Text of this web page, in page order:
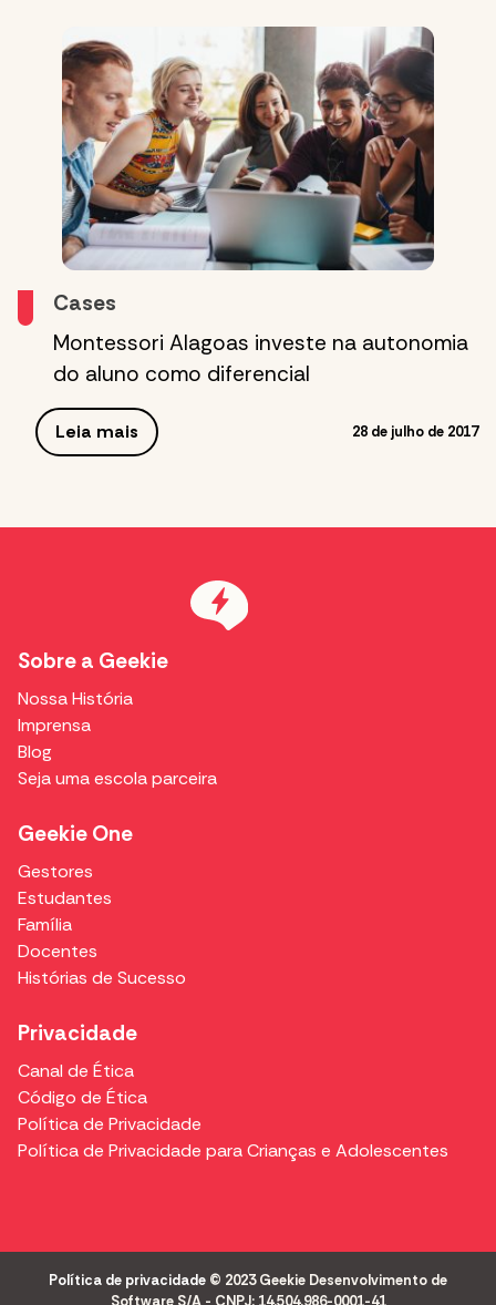
Cases
Montessori Alagoas investe na autonomia
do aluno como diferencial
Leia mais 28 de julho de 2017
Sobre a Geekie
Nossa História
Imprensa
Blog
Seja uma escola parceira
Geekie One
Gestores
Estudantes
Família
Docentes
Histórias de Sucesso
Privacidade
Canal de Ética
Código de Ética
Política de Privacidade
Política de Privacidade para Crianças e Adolescentes
Política de privacidade © 2023 Geekie Desenvolvimento de
Software S/A - CNPJ: 14.504.986-0001-41